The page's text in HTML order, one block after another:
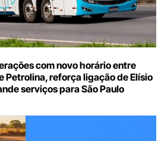
com novo horário entre
Petrolina, reforça ligação de Elísio
serviços para São Paulo